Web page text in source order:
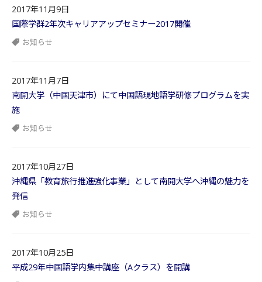
2017年11月9日
国際学群2年次キャリアアップセミナー2017開催
お知らせ
2017年11月7日
南開大学（中国天津市）にて中国語現地語学研修プログラムを実
施
お知らせ
2017年10月27日
沖縄県「教育旅行推進強化事業」として南開大学へ沖縄の魅力を
発信
お知らせ
2017年10月25日
平成29年中国語学内集中講座（Aクラス）を開講